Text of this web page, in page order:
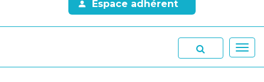
Espace adhérent